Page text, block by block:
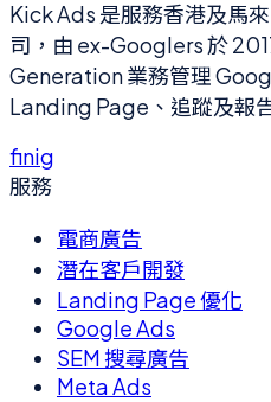
Kick Ads 是服務香港及馬
司，由 ex-Googlers 於
Generation 業務管理
Landing Page、追蹤及報
finig
服務
電商廣告
潛在客戶開發
Landing Page 優化
Google Ads
SEM 搜尋廣告
Meta Ads